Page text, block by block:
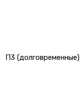
П3 (долговременные)